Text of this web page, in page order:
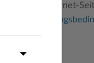
zu anderen Internet-